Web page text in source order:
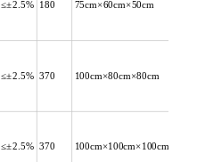
≤±2.5% 180 75cm×60cm×50cm
≤±2.5% 370 100cm×80cm×80cm
≤±2.5% 370 100cm×100cm×100cm